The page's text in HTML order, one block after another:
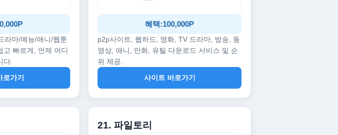
라마/예능/애니/웹툰
고 빠르게, 언제 어디
다.
가기
혜택:100,000P
p2p사이트, 웹하드, 영화, TV 드라마, 방송, 동
영상, 애니, 만화, 유틸 다운로드 서비스 및 순
위 제공.
사이트 바로가기
21. 파일토리